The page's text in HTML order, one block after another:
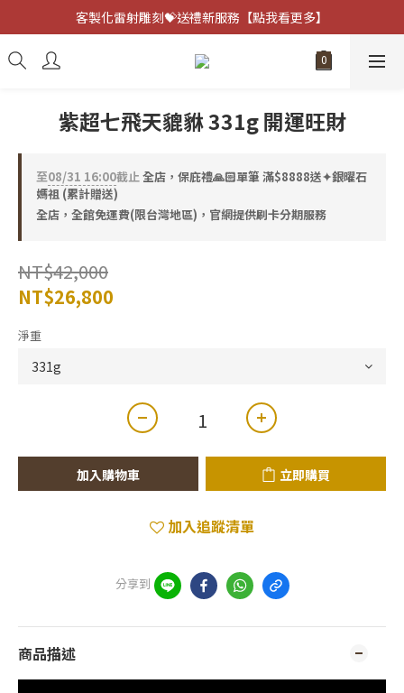
客製化雷射雕刻💝送禮新服務【點我看更多】
客製化雷射雕刻💝送禮新服務【點我看更多】
避邪防小人⚡指定黑曜石 任選兩件75折
紫超七飛天貔貅 331g 開運旺財
至08/31 16:00截止全店，保庇禮🙏🏻單筆 滿$8888送✦銀曜石
媽祖 (累計贈送)
全店，全館免運費(限台灣地區)，官網提供刷卡分期服務
NT$42,000
NT$26,800
淨重
加入購物車 立即購買
加入追蹤清單
分享到
商品描述